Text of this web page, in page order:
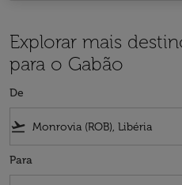
Explorar mais
para o Gabão
De
flight_takeoff
Para